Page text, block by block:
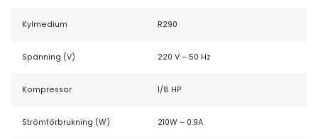
Kylmedium R290
Spänning (V) 220 V – 50 Hz
Kompressor 1/8 HP
Strömförbrukning (W) 210W – 0.9A